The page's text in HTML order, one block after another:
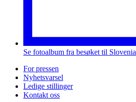
Se fotoalbum fra besøket til Slovenia
For pressen
Nyhetsvarsel
Ledige stillinger
Kontakt oss